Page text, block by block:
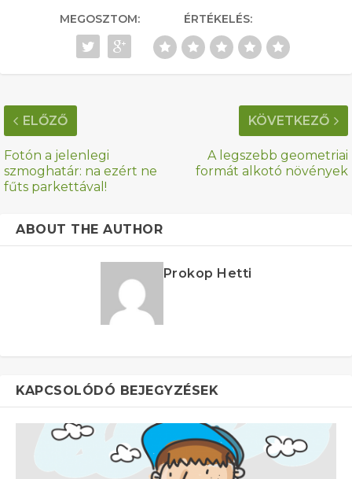
MEGOSZTOM: ÉRTÉKELÉS:
ELŐZŐ
Fotón a jelenlegi
szmoghatár: na ezért ne
fűts parkettával!
KÖVETKEZŐ
A legszebb geometriai
formát alkotó növények
ABOUT THE AUTHOR
Prokop Hetti
KAPCSOLÓDÓ BEJEGYZÉSEK